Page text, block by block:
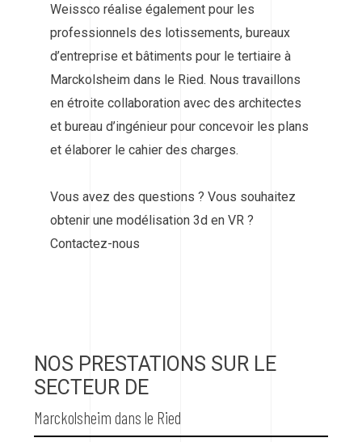
Weissco réalise également pour les
professionnels des lotissements, bureaux
d’entreprise et bâtiments pour le tertiaire à
Marckolsheim dans le Ried. Nous travaillons
en étroite collaboration avec des architectes
et bureau d’ingénieur pour concevoir les plans
et élaborer le cahier des charges.
Vous avez des questions ? Vous souhaitez
obtenir une modélisation 3d en VR ?
Contactez-nous
NOS PRESTATIONS SUR LE
SECTEUR DE
Marckolsheim dans le Ried